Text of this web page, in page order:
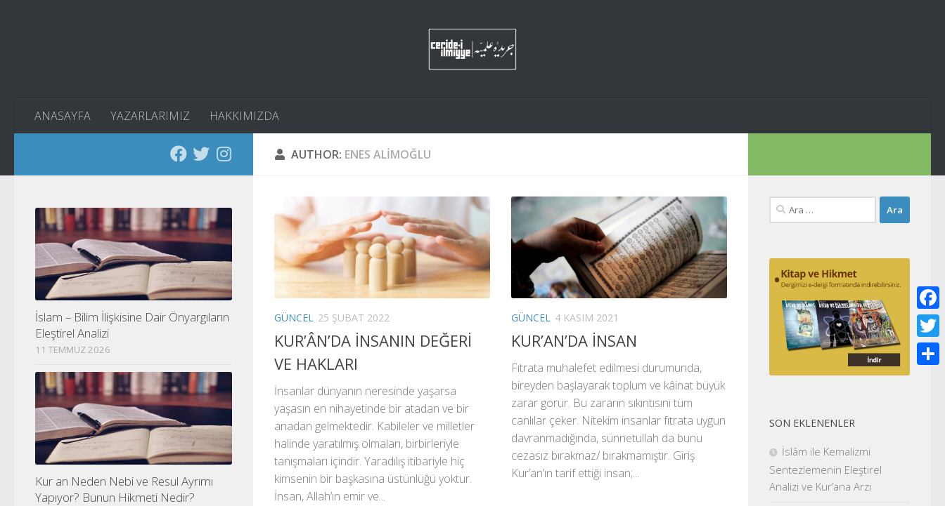
ANASAYFA YAZARLARIMIZ HAKKIMIZDA
AUTHOR: ENES ALIMOĞLU
GÜNCEL 25 ŞUBAT 2022
KUR’ÂN’DA İNSANIN DEĞERİ
VE HAKLARI
İnsanlar dünyanın neresinde yaşarsa
yaşasın en nihayetinde bir atadan ve bir
anadan gelmektedir. Kabileler ve milletler
halinde yaratılmış olmaları, birbirleriyle
tanışmaları içindir. Yaradılış itibariyle hiç
kimsenin bir başkasına üstünlüğü yoktur.
İnsan, Allah’ın emir ve...
GÜNCEL 4 KASIM 2021
KUR’AN’DA İNSAN
Fıtrata muhalefet edilmesi durumunda,
bireyden başlayarak toplum ve kâinat büyük
zarar görür. Bu zararın sıkıntısını tüm
canlılar çeker. Nitekim insanlar fıtrata uygun
davranmadığında, sünnetullah da bunu
cezasız bırakmaz/ bırakmamıştır. Giriş
Kur’an’ın tarif ettiği insan;...
İslam – Bilim İlişkisine Dair Önyargıların
Eleştirel Analizi
11 TEMMUZ 2026
Kur an Neden Nebi ve Resul Ayrımı
Yapıyor? Bunun Hikmeti Nedir?
Arama:
SON EKLENENLER
İslâm ile Kemalizmi
Sentezlemenin Eleştirel
Analizi ve Kur’ana Arzı